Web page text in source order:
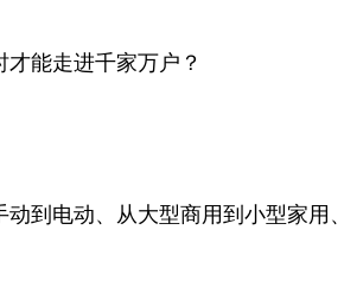
能走进千家万户？
电动、从大型商用到小型家用